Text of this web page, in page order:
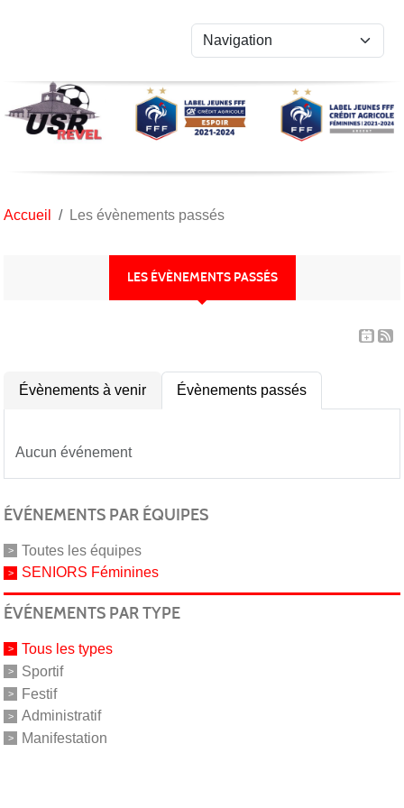
Accueil Les évènements passés
LES ÉVÈNEMENTS PASSÉS
Évènements à venir Évènements passés
Aucun événement
ÉVÉNEMENTS PAR ÉQUIPES
Toutes les équipes
SENIORS Féminines
ÉVÉNEMENTS PAR TYPE
Tous les types
Sportif
Festif
Administratif
Manifestation